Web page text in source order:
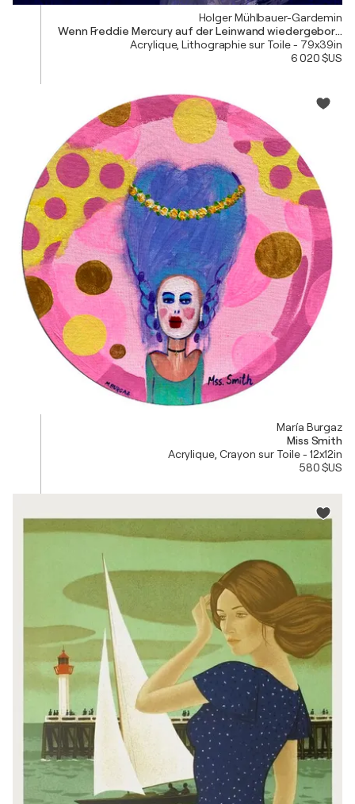
Holger Mühlbauer-Gardemin
Wenn Freddie Mercury auf der Leinwand wiedergeboren
Acrylique, Lithographie sur Toile - 79x39in
6 020 $US
María Burgaz
Miss Smith
Acrylique, Crayon sur Toile - 12x12in
580 $US